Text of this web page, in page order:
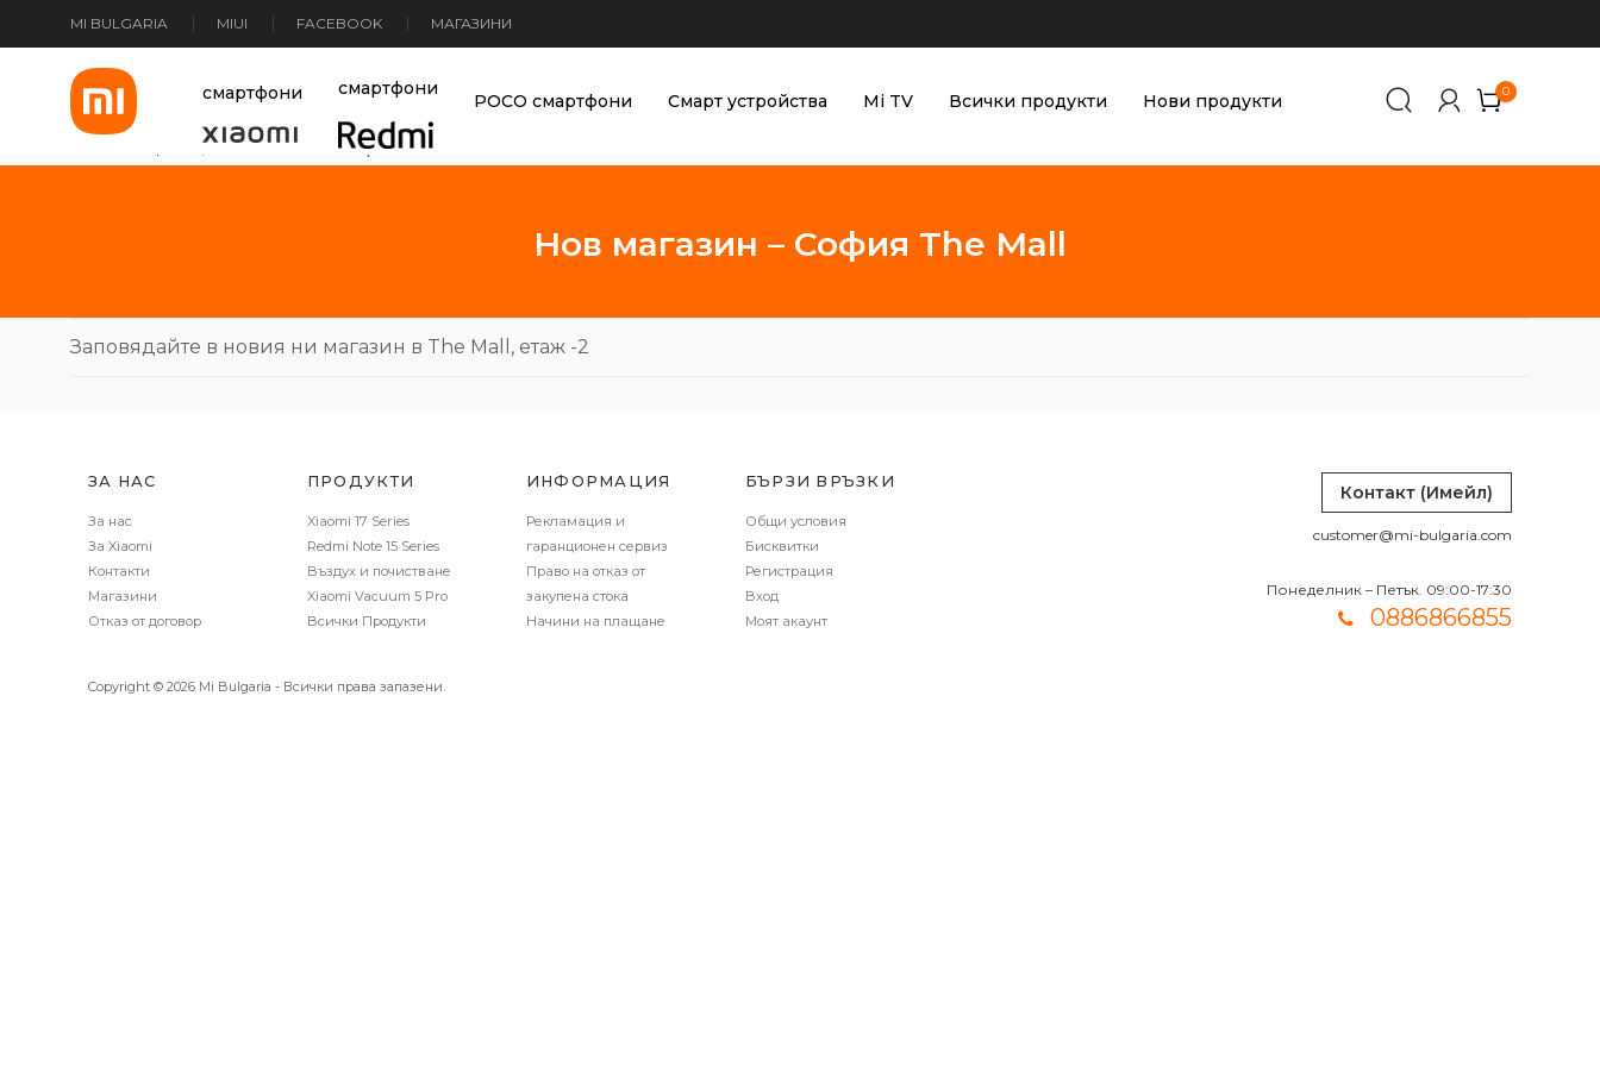
MI BULGARIA MIUI FACEBOOK МАГАЗИНИ
смартфони смартфони
POCO смартфони Смарт устройства Mi TV Всички продукти Нови продукти 0
Xiaomi Bulgaria
Основна страница > Нов магазин – София The Mall
Нов магазин – София The Mall
Заповядайте в новия ни магазин в The Mall, етаж -2
ЗА НАС
За нас
За Xiaomi
Контакти
Магазини
Отказ от договор
ПРОДУКТИ
Xiaomi 17 Series
Redmi Note 15 Series
Въздух и почистване
Xiaomi Vacuum 5 Pro
Всички Продукти
ИНФОРМАЦИЯ
Рекламация и
гаранционен сервиз
Право на отказ от
закупена стока
Начини на плащане
БЪРЗИ ВРЪЗКИ
Общи условия
Бисквитки
Регистрация
Вход
Моят акаунт
Контакт (Имейл)
customer@mi-bulgaria.com
Понеделник – Петък. 09:00-17:30
0886866855
Copyright © 2026 Mi Bulgaria - Всички права запазени.